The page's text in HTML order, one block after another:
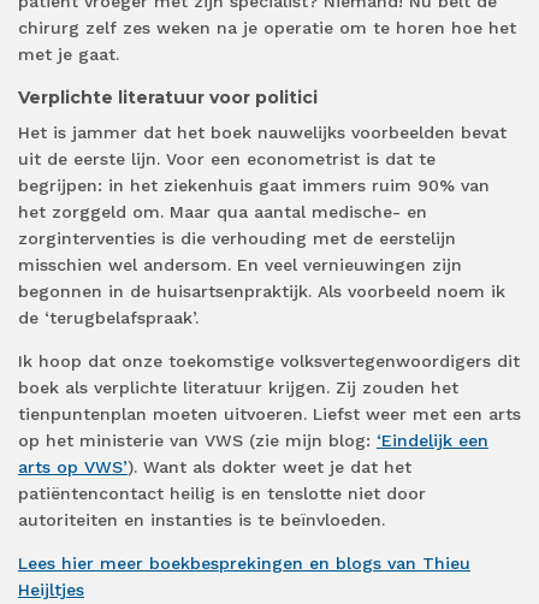
chirurg zelf zes weken na je operatie om te horen hoe het
met je gaat.
Verplichte literatuur voor politici
Het is jammer dat het boek nauwelijks voorbeelden bevat
uit de eerste lijn. Voor een econometrist is dat te
begrijpen: in het ziekenhuis gaat immers ruim 90% van
het zorggeld om. Maar qua aantal medische- en
zorginterventies is die verhouding met de eerstelijn
misschien wel andersom. En veel vernieuwingen zijn
begonnen in de huisartsenpraktijk. Als voorbeeld noem ik
de ‘terugbelafspraak’.
Ik hoop dat onze toekomstige volksvertegenwoordigers dit
boek als verplichte literatuur krijgen. Zij zouden het
tienpuntenplan moeten uitvoeren. Liefst weer met een arts
op het ministerie van VWS (zie mijn blog: ‘Eindelijk een
arts op VWS’). Want als dokter weet je dat het
patiëntencontact heilig is en tenslotte niet door
autoriteiten en instanties is te beïnvloeden.
Lees hier meer boekbesprekingen en blogs van Thieu
Heijltjes